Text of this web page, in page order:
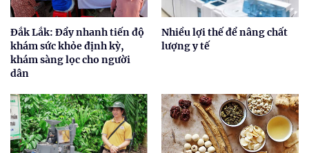
Đắk Lắk: Đẩy nhanh tiến độ
khám sức khỏe định kỳ,
khám sàng lọc cho người
dân
Nhiều lợi thế để nâng chất
lượng y tế